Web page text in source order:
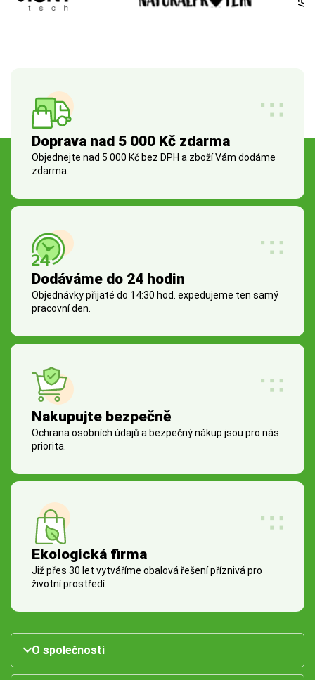
Doprava nad 5 000 Kč zdarma
Objednejte nad 5 000 Kč bez DPH a zboží Vám dodáme
zdarma.
Dodáváme do 24 hodin
Objednávky přijaté do 14:30 hod. expedujeme ten samý
pracovní den.
Nakupujte bezpečně
Ochrana osobních údajů a bezpečný nákup jsou pro nás
priorita.
Ekologická firma
Již přes 30 let vytváříme obalová řešení příznivá pro
životní prostředí.
O společnosti